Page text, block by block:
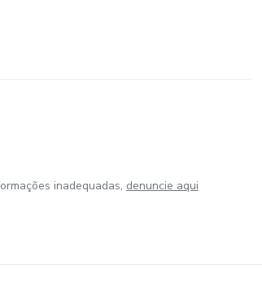
inadequadas, denuncie aqui